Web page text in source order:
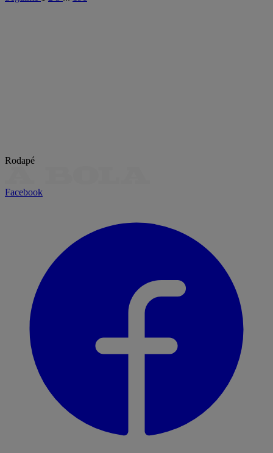
Rodapé
Facebook